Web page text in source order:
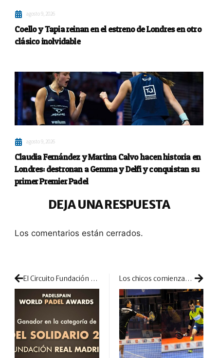
agosto 9, 2026
Coello y Tapia reinan en el estreno de Londres en otro
clásico inolvidable
agosto 9, 2026
Claudia Fernández y Martina Calvo hacen historia en
Londres: destronan a Gemma y Delfi y conquistan su
primer Premier Padel
DEJA UNA RESPUESTA
Los comentarios están cerrados.
El Circuito Fundación Real Madrid, ganador en la categoría de Pádel Solidario Los chicos comienzan el Master Final con pádel espectáculo